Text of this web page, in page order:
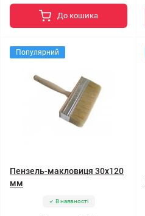
До кошика
Популярний
Пензель-макловиця 30x120
мм
В наявності